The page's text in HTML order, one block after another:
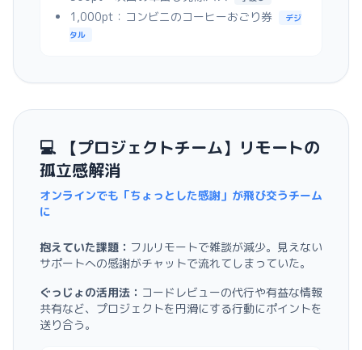
1,000pt：コンビニのコーヒーおごり券
デジ
タル
💻 【プロジェクトチーム】リモートの
孤立感解消
オンラインでも「ちょっとした感謝」が飛び交うチーム
に
抱えていた課題： フルリモートで雑談が減少。見えない
サポートへの感謝がチャットで流れてしまっていた。
ぐっじょの活用法： コードレビューの代行や有益な情報
共有など、プロジェクトを円滑にする行動にポイントを
送り合う。